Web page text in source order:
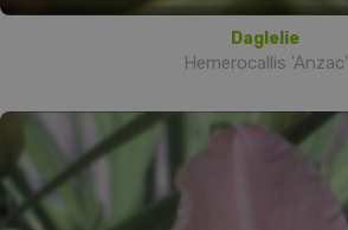
Daglelie
Hemerocallis 'Anzac'